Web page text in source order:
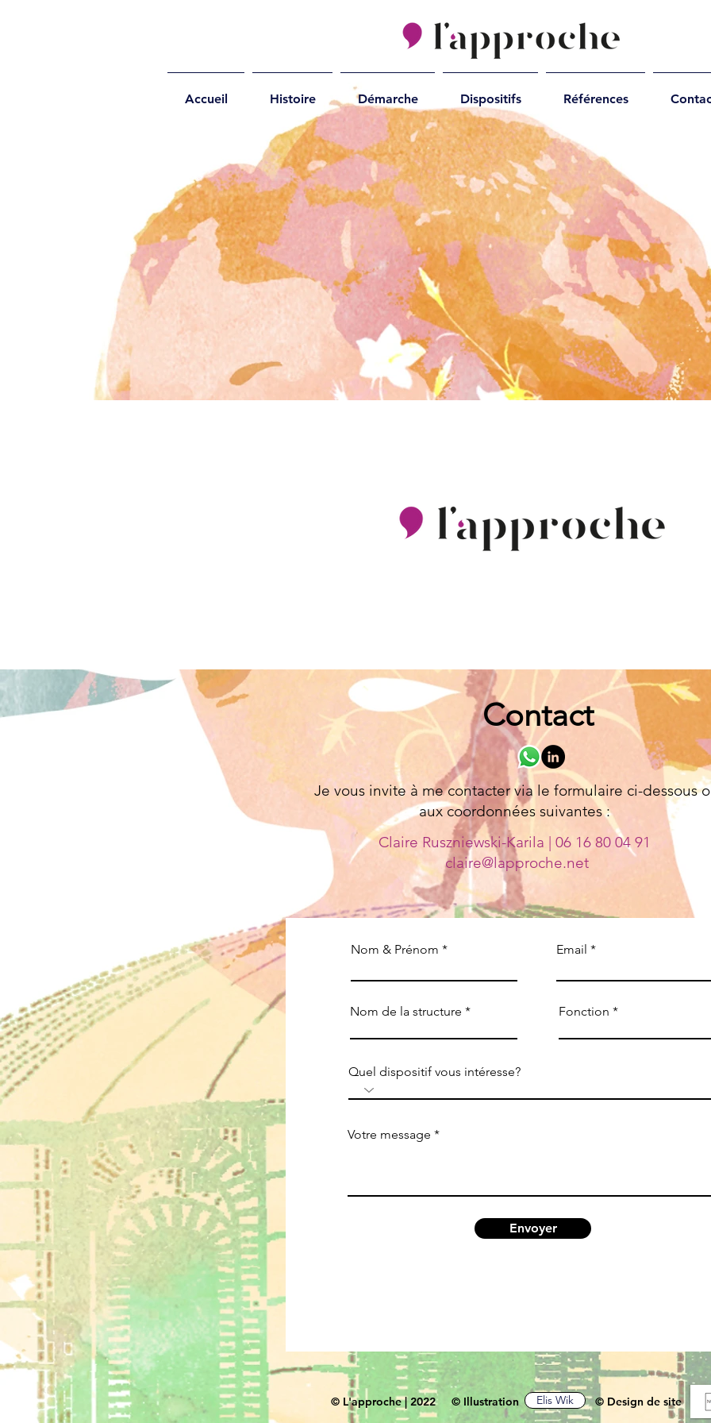
Accueil Histoire Démarche Dispositifs Références
Contact
Claire Ruszniewski-Karila | 06 16 80 04 91
claire@lapproche.net
Je vous invite à me contacter via le formulaire ci-dessous
aux coordonnées suivantes :
Nom & Prénom
Nom de la structure
Email
Fonction
Quel dispositif vous intéresse?
Votre message
Envoyer
© L'approche | 2022 © Illustration © Design de site
Elis Wik